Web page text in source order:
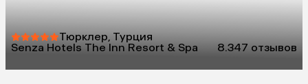
Тюрклер, Турция
Senza Hotels The Inn Resort & Spa
8.347 отзывов